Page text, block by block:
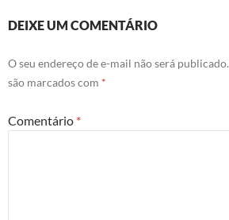
DEIXE UM COMENTÁRIO
O seu endereço de e-mail não será publicado.
são marcados com *
Comentário *